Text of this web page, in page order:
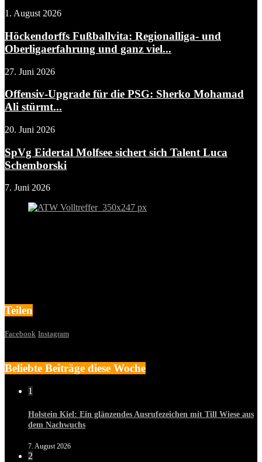
1. August 2026
Höckendorffs Fußballvita: Regionalliga- und
Oberligaerfahrung und ganz viel...
27. Juni 2026
Offensiv-Upgrade für die PSG: Sherko Mohamad
Ali stürmt...
20. Juni 2026
SpVg Eidertal Molfsee sichert sich Talent Luca
Schemborski
7. Juni 2026
Teilen
Facebook Instagram
Beliebte Beiträge diese Woche
1
Holstein Kiel: Ein glänzendes Ausrufezeichen mit Till Wiese aus
dem Nachwuchs
7. August 2026
2